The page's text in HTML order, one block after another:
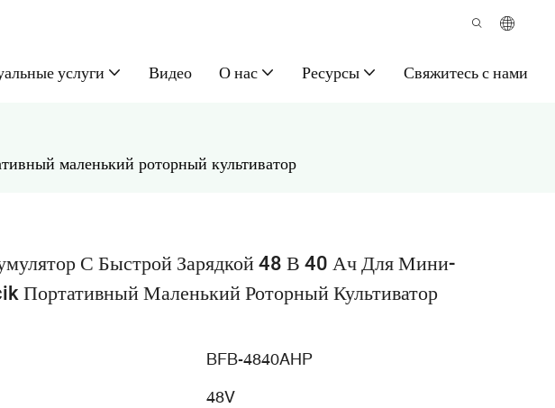
услуги Видео О нас Ресурсы Свяжитесь с нами
маленький роторный культиватор
С Быстрой Зарядкой 48 В 40 Ач Для Мини-
Портативный Маленький Роторный Культиватор
BFB-4840AHP
48V